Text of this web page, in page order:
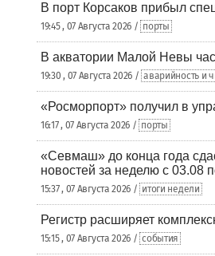
В порт Корсаков прибыл
19:45 , 07 Августа 2026 / порты
В акватории Малой Невы
19:30 , 07 Августа 2026 / аварийность и
«Росморпорт» получил в
16:17 , 07 Августа 2026 / порты
«Севмаш» до конца года
новостей за неделю с 03.08
15:37 , 07 Августа 2026 / итоги недели
Регистр расширяет
15:15 , 07 Августа 2026 / события